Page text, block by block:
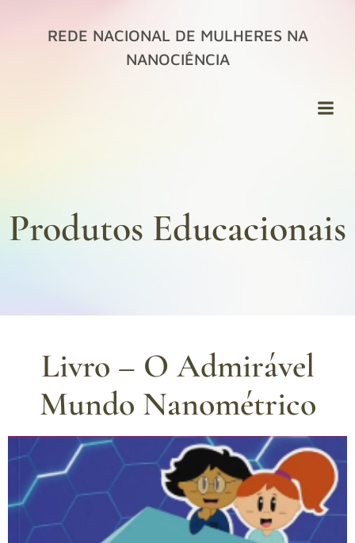
para
conteúdo
REDE NACIONAL DE MULHERES NA
NANOCIÊNCIA
Produtos Educacionais
Livro – O Admirável
Mundo Nanométrico